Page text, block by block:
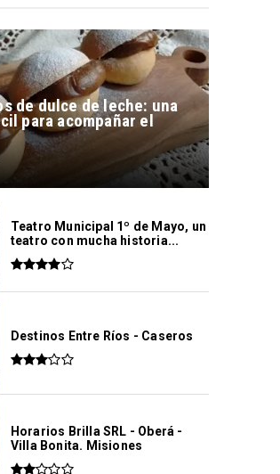
de dulce de leche: una
para acompañar el
Teatro Municipal 1º de Mayo, un
teatro con mucha historia...
Destinos Entre Ríos - Caseros
Horarios Brilla SRL - Oberá -
Villa Bonita. Misiones